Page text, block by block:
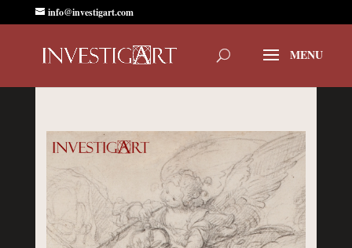
info@investigart.com